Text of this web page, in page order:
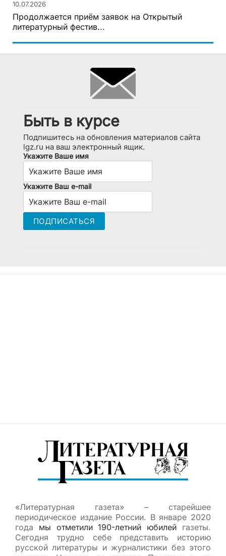
10.07.2026
Продолжается приём заявок на Открытый
литературный фестив...
Быть в курсе
Подпишитесь на обновления материалов сайта
lgz.ru на ваш электронный ящик.
Укажите Ваше имя
Укажите Ваш e-mail
«Литературная газета» – старейшее
периодическое издание России. В январе 2020
года мы отметили 190-летний юбилей газеты.
Сегодня трудно себе представить историю
русской литературы и журналистики без этого